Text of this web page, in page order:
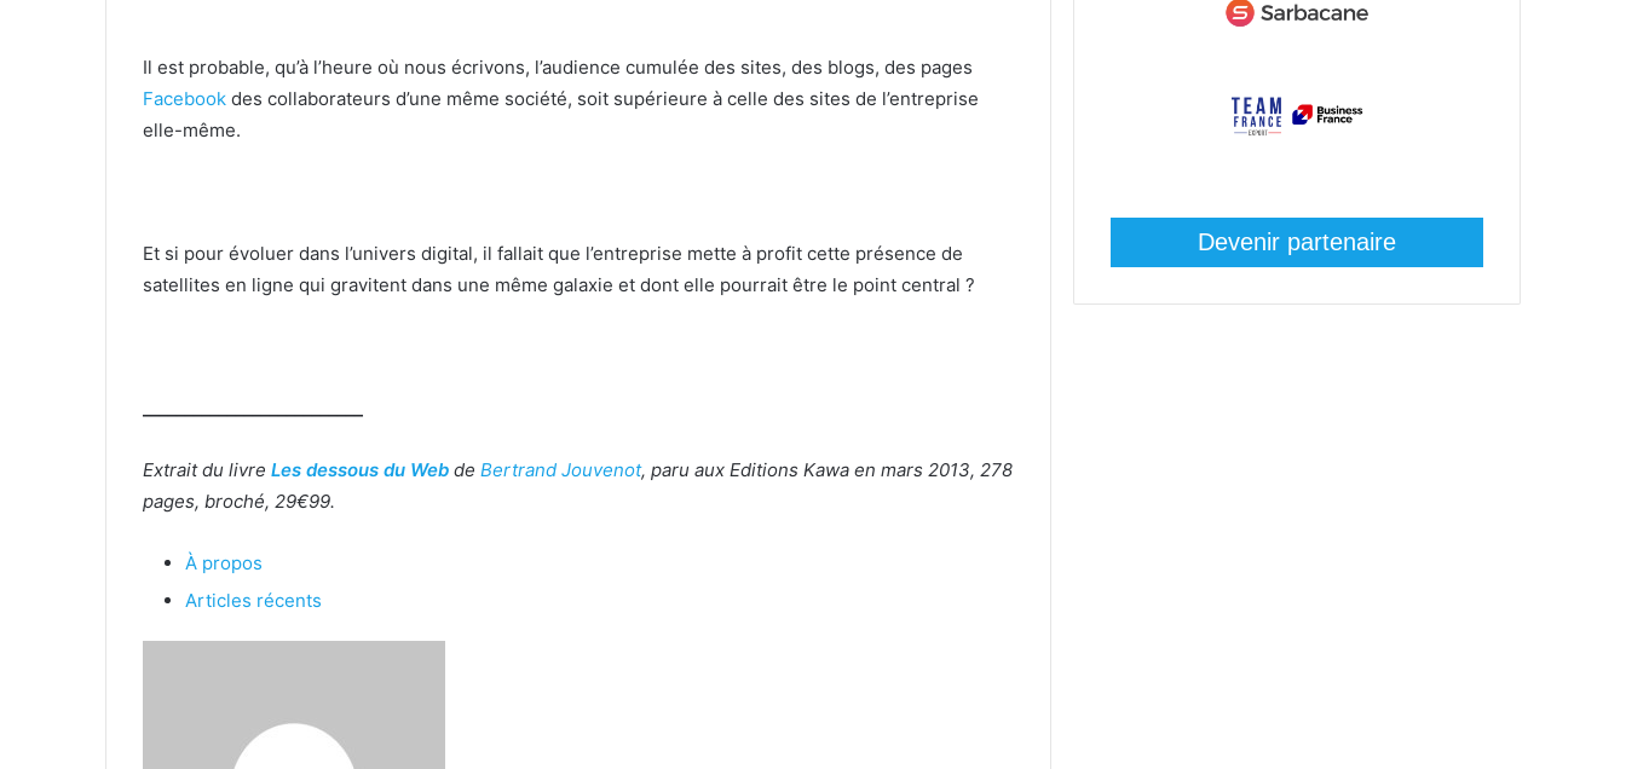
Il est probable, qu’à l’heure où nous écrivons, l’audience cumulée des sites, des blogs, des pages
Facebook des collaborateurs d’une même société, soit supérieure à celle des sites de l’entreprise
elle-même.
Et si pour évoluer dans l’univers digital, il fallait que l’entreprise mette à profit cette présence de
satellites en ligne qui gravitent dans une même galaxie et dont elle pourrait être le point central ?
Extrait du livre Les dessous du Web de Bertrand Jouvenot, paru aux Editions Kawa en mars 2013, 278
pages, broché, 29€99.
À propos
Articles récents
Devenir partenaire